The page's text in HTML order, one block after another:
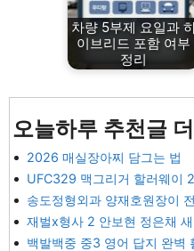
차량 5부제 요일과
이브리드 포함 여부
정리
오늘하루 추천글
2026 매실장아찌 담그는 법
UFC329 맥그리거 할러웨이
송도정형외과 양재호원장이
재벌x형사 2 안보현 정은채
백발백중 중3 영어 답지 완벽